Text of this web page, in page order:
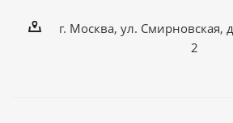
г. Москва, ул. Смирновская,
2